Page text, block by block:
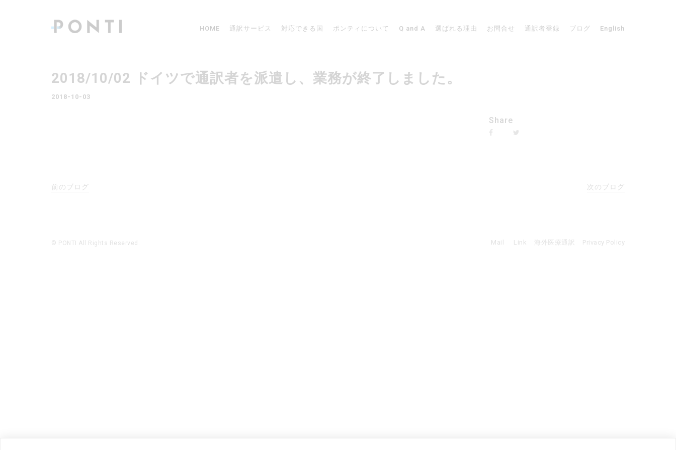
HOME 通訳サービス 対応できる国 ポンティについて Q and A 選ばれる理由 お問合せ 通訳者登録 ブログ English
2018/10/02 ドイツで通訳者を派遣し、業務が終了しました。
2018-10-03
Share
前のブログ 次のブログ
© PONTI All Rights Reserved. Mail Link 海外医療通訳 Privacy Policy